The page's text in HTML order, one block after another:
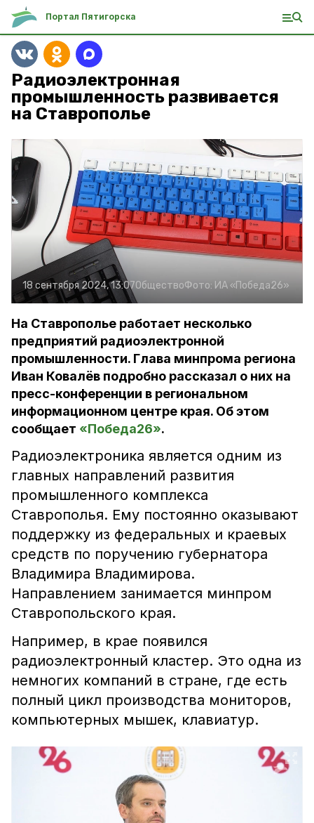
Портал Пятигорска
Радиоэлектронная
промышленность развивается
на Ставрополье
18 сентября 2024, 13:07ОбществоФото: ИА «Победа26»
На Ставрополье работает несколько
предприятий радиоэлектронной
промышленности. Глава минпрома региона
Иван Ковалёв подробно рассказал о них на
пресс-конференции в региональном
информационном центре края. Об этом
сообщает «Победа26».
Радиоэлектроника является одним из
главных направлений развития
промышленного комплекса
Ставрополья. Ему постоянно оказывают
поддержку из федеральных и краевых
средств по поручению губернатора
Владимира Владимирова.
Направлением занимается минпром
Ставропольского края.
Например, в крае появился
радиоэлектронный кластер. Это одна из
немногих компаний в стране, где есть
полный цикл производства мониторов,
компьютерных мышек, клавиатур.